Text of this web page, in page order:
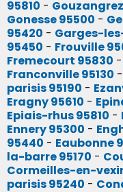
95810 -
Gonesse 95500 -
95420 - Garges-
95450 - Frouville
Fremecourt 95830 -
Franconville 95130 -
parisis 95190 -
Eragny 95610 -
Epiais-rhus 95810 -
Ennery 95300 -
95440 - Eaubonne
la-barre 95170 -
Cormeilles-en-
parisis 95240 -